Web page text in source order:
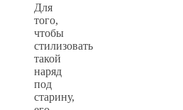
Для
того,
чтобы
стилизовать
такой
наряд
под
старину,